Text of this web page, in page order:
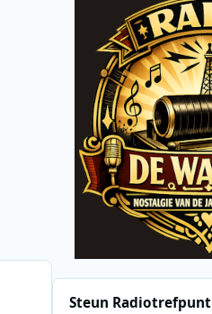
Steun Radiotrefpunt